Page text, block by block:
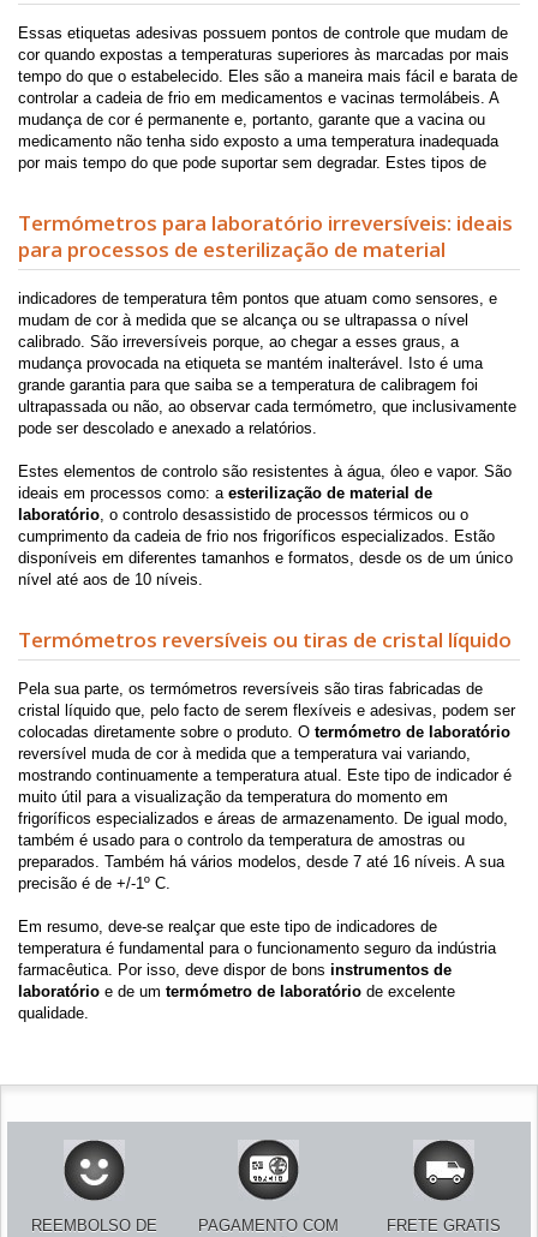
Essas etiquetas adesivas possuem pontos de controle que mudam de
cor quando expostas a temperaturas superiores às marcadas por mais
tempo do que o estabelecido. Eles são a maneira mais fácil e barata de
controlar a cadeia de frio em medicamentos e vacinas termolábeis. A
mudança de cor é permanente e, portanto, garante que a vacina ou
medicamento não tenha sido exposto a uma temperatura inadequada
por mais tempo do que pode suportar sem degradar.
Termómetros para laboratório irreversíveis: ideais
para processos de esterilização de material
Estes tipos de
indicadores de temperatura têm pontos que atuam como sensores, e
mudam de cor à medida que se alcança ou se ultrapassa o nível
calibrado. São irreversíveis porque, ao chegar a esses graus, a
mudança provocada na etiqueta se mantém inalterável. Isto é uma
grande garantia para que saiba se a temperatura de calibragem foi
ultrapassada ou não, ao observar cada termómetro, que inclusivamente
pode ser descolado e anexado a relatórios.
Estes elementos de controlo são resistentes à água, óleo e vapor. São
ideais em processos como: a esterilização de material de
laboratório, o controlo desassistido de processos térmicos ou o
cumprimento da cadeia de frio nos frigoríficos especializados. Estão
disponíveis em diferentes tamanhos e formatos, desde os de um único
nível até aos de 10 níveis.
Termómetros reversíveis ou tiras de cristal líquido
Pela sua parte, os termómetros reversíveis são tiras fabricadas de
cristal líquido que, pelo facto de serem flexíveis e adesivas, podem ser
colocadas diretamente sobre o produto. O termómetro de laboratório
reversível muda de cor à medida que a temperatura vai variando,
mostrando continuamente a temperatura atual. Este tipo de indicador é
muito útil para a visualização da temperatura do momento em
frigoríficos especializados e áreas de armazenamento. De igual modo,
também é usado para o controlo da temperatura de amostras ou
preparados. Também há vários modelos, desde 7 até 16 níveis. A sua
precisão é de +/-1º C.
Em resumo, deve-se realçar que este tipo de indicadores de
temperatura é fundamental para o funcionamento seguro da indústria
farmacêutica. Por isso, deve dispor de bons instrumentos de
laboratório e de um termómetro de laboratório de excelente
qualidade.
REEMBOLSO DE
PAGAMENTO COM
FRETE GRATIS